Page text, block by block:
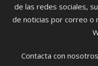
de las redes sociales,
de noticias por correo o
Contacta con